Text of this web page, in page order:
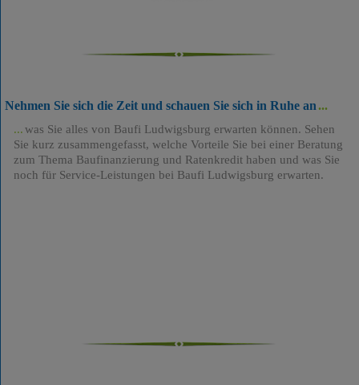
Nehmen Sie sich die Zeit und schauen Sie sich in Ruhe an
was Sie alles von Baufi Ludwigsburg erwarten können. Sehen
Sie kurz zusammengefasst, welche Vorteile Sie bei einer Beratung
zum Thema Baufinanzierung und Ratenkredit haben und was Sie
noch für Service-Leistungen bei Baufi Ludwigsburg erwarten.